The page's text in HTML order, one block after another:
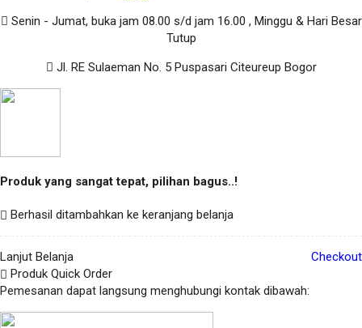
Senin - Jumat, buka jam 08.00 s/d jam 16.00 , Minggu & Hari Besar
Tutup
Jl. RE Sulaeman No. 5 Puspasari Citeureup Bogor
Produk yang sangat tepat, pilihan bagus..!
Berhasil ditambahkan ke keranjang belanja
Lanjut Belanja
Checkout
Produk Quick Order
Pemesanan dapat langsung menghubungi kontak dibawah: